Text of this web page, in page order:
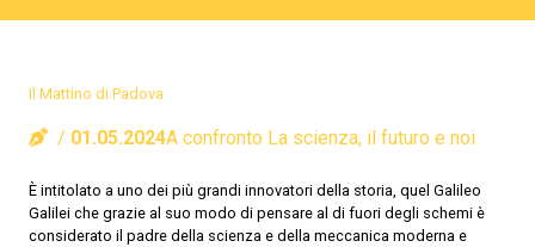
Il Mattino di Padova
01.05.2024A confronto La scienza, il futuro e noi
È intitolato a uno dei più grandi innovatori della storia, quel Galileo
Galilei che grazie al suo modo di pensare al di fuori degli schemi è
considerato il padre della scienza e della meccanica moderna e